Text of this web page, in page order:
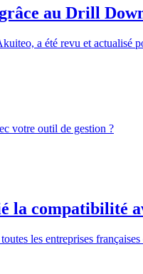
au Drill
a été revu et actualisé
la compatibilité
les entreprises